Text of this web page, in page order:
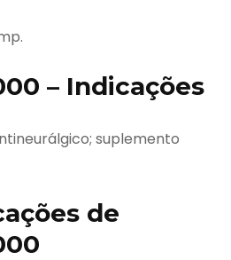
– Indicações
suplemento
de